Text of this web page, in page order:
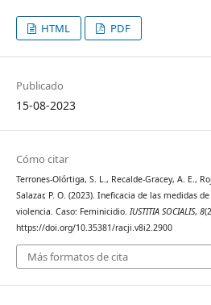
HTML PDF
Publicado
15-08-2023
Cómo citar
Terrones-Olórtiga, S. L., Recalde-Gracey, A. E.,
Salazar, P. O. (2023). Ineficacia de las medidas
violencia. Caso: Feminicidio. IUSTITIA SOCIALIS, 8
https://doi.org/10.35381/racji.v8i2.2900
Más formatos de cita